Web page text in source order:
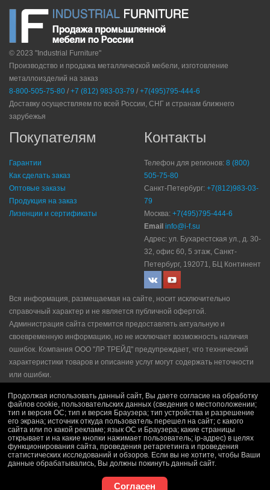
© 2023 "Industrial Furniture"
Производство и продажа металлической мебели, изготовление
металлоизделий на заказ
8-800-505-75-80 / +7 (812) 983-03-79 / +7(495)795-444-6
Доставку осуществляем по всей России, СНГ и странам ближнего
зарубежья
Покупателям
Гарантии
Как сделать заказ
Оптовые заказы
Продукция на заказ
Лизенции и сертификаты
Контакты
Телефон для регионов: 8 (800)
505-75-80
Санкт-Петербург: +7(812)983-03-
79
Москва: +7(495)795-444-6
Email info@i-f.su
Адрес: ул. Бухарестская ул., д. 30-
32, офис 60, 5 этаж, Санкт-
Петербург, 192071, БЦ Континент
Вся информация, размещаемая на сайте, носит исключительно
справочный характер и не является публичной офертой.
Администрация сайта стремится предоставлять актуальную и
своевременную информацию, но не исключает возможность наличия
ошибок. Компания ООО "ЛР ТРЕЙД" прeдупрeждaeт, что технический
характеристики товаров и описание услуг могут содержать неточности
или ошибки.
Политика рекламной рассылки|Правила продажи
Продолжая использовать данный сайт, Вы даете согласие на обработку
файлов cookie, пользовательских данных (сведения о местоположении;
тип и версия ОС; тип и версия Браузера; тип устройства и разрешение
его экрана; источник откуда пользователь перешел на сайт; с какого
сайта или по какой рекламе; язык ОС и Браузера; какие страницы
открывает и на какие кнопки нажимает пользователь; ip-адрес) в целях
функционирования сайта, проведения ретаргетинга и проведения
статистических исследований и обзоров. Если вы не хотите, чтобы Ваши
данные обрабатывались, Вы должны покинуть данный сайт.
Согласен